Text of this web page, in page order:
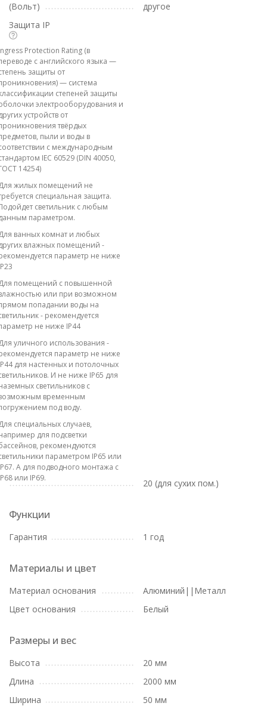
(Вольт)
другое
Защита IP
Protection Rating (в
с английского языка —
защиты от
— система
степеней защиты
электрооборудования и
устройств от
твёрдых
пыли и воды в
с международным
IEC 60529 (DIN 40050,
14254)
жилых помещений не
специальная защита.
светильник с любым
параметром.
ванных комнат и любых
влажных помещений -
параметр не ниже
помещений с повышенной
или при возможном
попадании воды на
- рекомендуется
не ниже IP44
уличного использования -
параметр не ниже
для настенных и потолочных
И не ниже IP65 для
светильников с
временным
под воду.
специальных случаев,
для подсветки
рекомендуются
параметром IP65 или
А для подводного монтажа с
или IP69.
20 (для сухих пом.)
Функции
Гарантия 1 год
Материалы и цвет
Материал основания
Алюминий||Металл
Цвет основания
Белый
Размеры и вес
Высота
20 мм
Длина
2000 мм
Ширина
50 мм